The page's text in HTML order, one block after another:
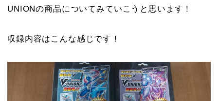
UNIONの商品についてみていこうと思います！
収録内容はこんな感じです！